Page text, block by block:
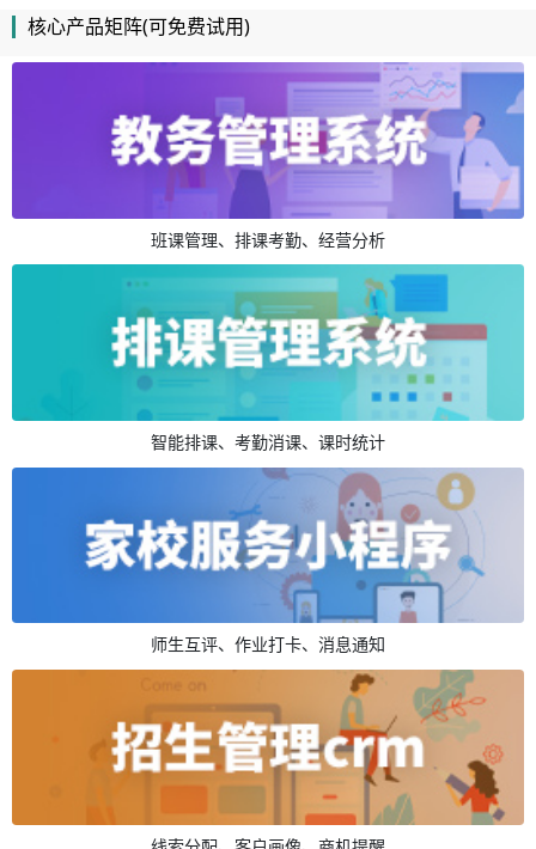
核心产品矩阵(可免费试用)
班课管理、排课考勤、经营分析
智能排课、考勤消课、课时统计
师生互评、作业打卡、消息通知